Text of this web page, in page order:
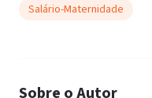
Salário-Maternidade
Sobre o Autor